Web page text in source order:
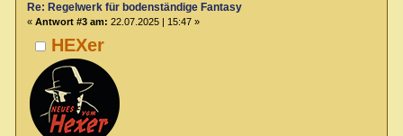
HEXer
Re: Regelwerk für bodenständige Fantasy
« Antwort #3 am: 22.07.2025 | 15:47 »